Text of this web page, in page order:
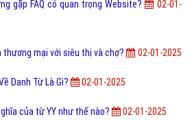
gặp FAQ có quan trọng Website?
02-01-
mại với siêu thị và chợ? 02-01-2025
Danh Từ Là Gì? 02-01-2025
của từ YY như thế nào? 02-01-2025